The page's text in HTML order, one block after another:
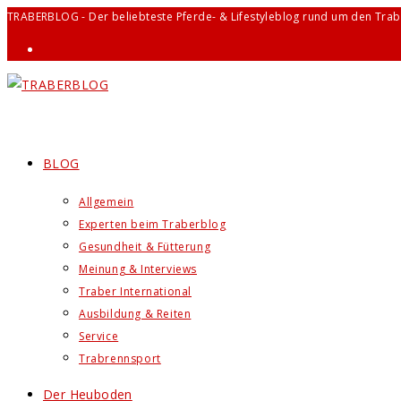
Zum
springen
TRABERBLOG - Der beliebteste Pferde- & Lifestyleblog rund um den
BLOG
Allgemein
Experten beim Traberblog
Gesundheit & Fütterung
Meinung & Interviews
Traber International
Ausbildung & Reiten
Service
Trabrennsport
Der Heuboden